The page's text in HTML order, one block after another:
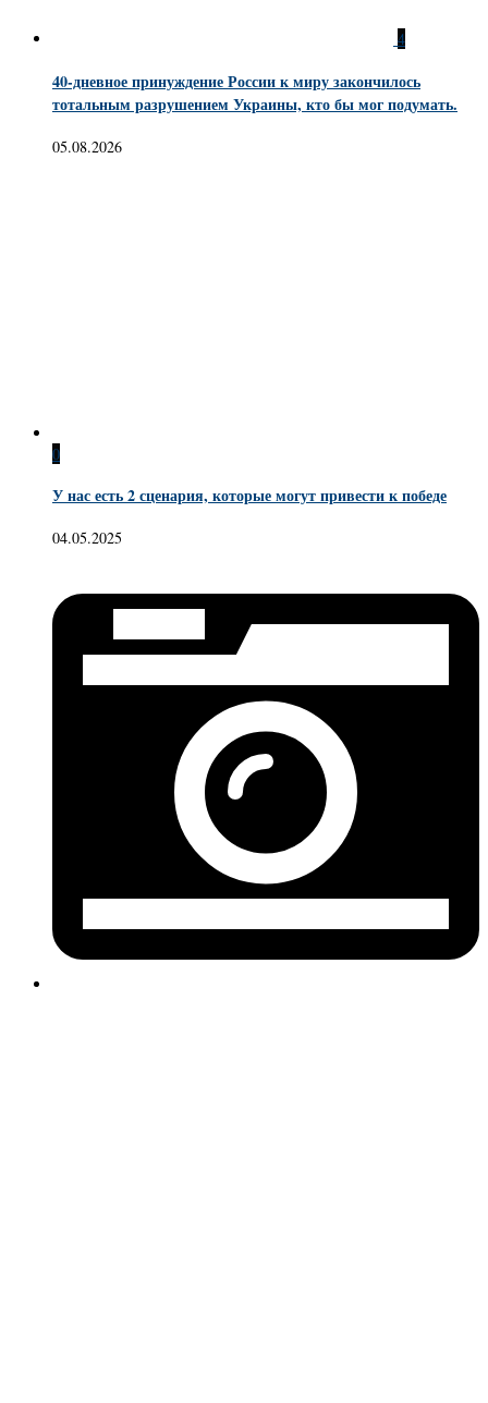
4
40-дневное принуждение России к миру закончилось
тотальным разрушением Украины, кто бы мог подумать.
05.08.2026
0
У нас есть 2 сценария, которые могут привести к победе
04.05.2025